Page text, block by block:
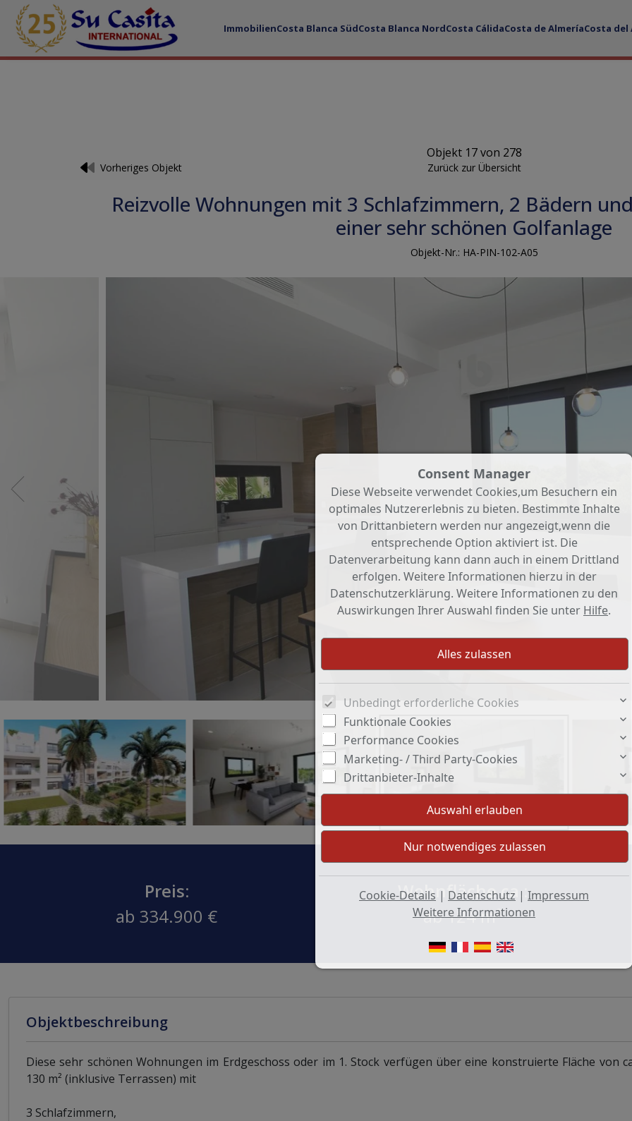
ImmobilienCosta Blanca SüdCosta Blanca NordCosta CálidaCosta de AlmeríaCosta del
Objekt 17 von 278
Vorheriges Objekt Zurück zur Übersicht
Reizvolle Wohnungen mit 3 Schlafzimmern, 2 Bädern
einer sehr schönen Golfanlage
Objekt-Nr.: HA-PIN-102-A05
Preis:
ab 334.900 €
Wohnfläche ca.:
ab 124 m²
Objektbeschreibung
Diese sehr schönen Wohnungen im Erdgeschoss oder im 1. Stock verfügen über eine konstruierte Fläche von
130 m² (inklusive Terrassen) mit
3 Schlafzimmern,
Consent Manager
Diese Webseite verwendet Cookies,um Besuchern ein
optimales Nutzererlebnis zu bieten. Bestimmte Inhalte
von Drittanbietern werden nur angezeigt,wenn die
entsprechende Option aktiviert ist. Die
Datenverarbeitung kann dann auch in einem Drittland
erfolgen. Weitere Informationen hierzu in der
Datenschutzerklärung. Weitere Informationen zu den
Auswirkungen Ihrer Auswahl finden Sie unter Hilfe.
Unbedingt erforderliche Cookies
Funktionale Cookies
Performance Cookies
Marketing- / Third Party-Cookies
Drittanbieter-Inhalte
Cookie-Details | Datenschutz | Impressum
Weitere Informationen